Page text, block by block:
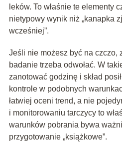
leków. To właśnie te elementy
nietypowy wynik niż „kanapka
wcześniej”.
Jeśli nie możesz być na czczo,
badanie trzeba odwołać. W
zanotować godzinę i skład
kontrole w podobnych
łatwiej oceni trend, a nie
i monitorowaniu tarczycy to
warunków pobrania bywa
przygotowanie „książkowe”.